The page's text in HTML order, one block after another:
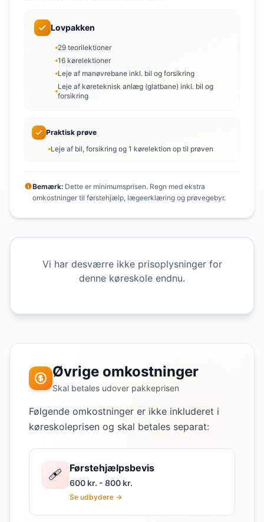
Lovpakken
29 teorilektioner
16 kørelektioner
Leje af manøvrebane inkl. bil og forsikring
Leje af køreteknisk anlæg (glatbane) inkl. bil og
forsikring
Praktisk prøve
Leje af bil, forsikring og 1 kørelektion op til prøven
Bemærk: Dette er minimumsprisen. Regn med ekstra
omkostninger til førstehjælp, lægeerklæring og prøvegebyr.
Vi har desværre ikke prisoplysninger for
denne køreskole endnu.
Øvrige omkostninger
Skal betales udover pakkeprisen
Følgende omkostninger er ikke inkluderet i
køreskoleprisen og skal betales separat:
🩹 Førstehjælpsbevis
600 kr. - 800 kr.
Se udbydere →